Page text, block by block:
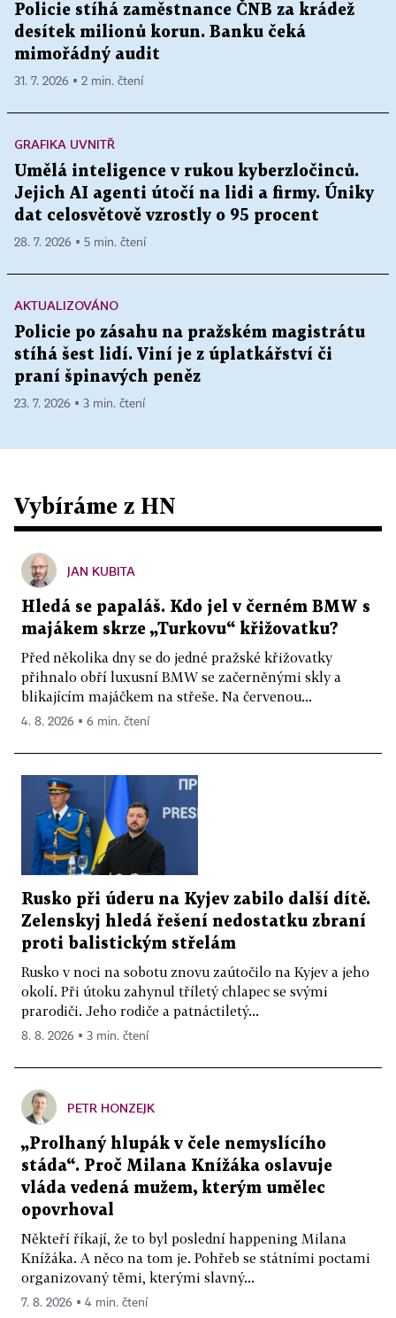
Policie stíhá zaměstnance ČNB za krádež
desítek milionů korun. Banku čeká
mimořádný audit
31. 7. 2026 ▪ 2 min. čtení
GRAFIKA UVNITŘ
Umělá inteligence v rukou kyberzločinců.
Jejich AI agenti útočí na lidi a firmy. Úniky
dat celosvětově vzrostly o 95 procent
28. 7. 2026 ▪ 5 min. čtení
AKTUALIZOVÁNO
Policie po zásahu na pražském magistrátu
stíhá šest lidí. Viní je z úplatkářství či
praní špinavých peněz
23. 7. 2026 ▪ 3 min. čtení
Vybíráme z HN
JAN KUBITA
Hledá se papaláš. Kdo jel v černém BMW s
majákem skrze „Turkovu“ křižovatku?
Před několika dny se do jedné pražské křižovatky
přihnalo obří luxusní BMW se začerněnými skly a
blikajícím majáčkem na střeše. Na červenou...
4. 8. 2026 ▪ 6 min. čtení
Rusko při úderu na Kyjev zabilo další dítě.
Zelenskyj hledá řešení nedostatku zbraní
proti balistickým střelám
Rusko v noci na sobotu znovu zaútočilo na Kyjev a jeho
okolí. Při útoku zahynul tříletý chlapec se svými
prarodiči. Jeho rodiče a patnáctiletý...
8. 8. 2026 ▪ 3 min. čtení
PETR HONZEJK
„Prolhaný hlupák v čele nemyslícího
stáda“. Proč Milana Knížáka oslavuje
vláda vedená mužem, kterým umělec
opovrhoval
Někteří říkají, že to byl poslední happening Milana
Knížáka. A něco na tom je. Pohřeb se státními poctami
organizovaný těmi, kterými slavný...
7. 8. 2026 ▪ 4 min. čtení